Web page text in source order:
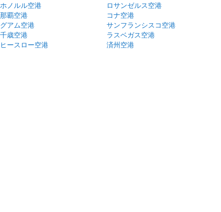
ホノルル空港
ロサンゼルス空港
那覇空港
コナ空港
グアム空港
サンフランシスコ空港
千歳空港
ラスベガス空港
ヒースロー空港
済州空港